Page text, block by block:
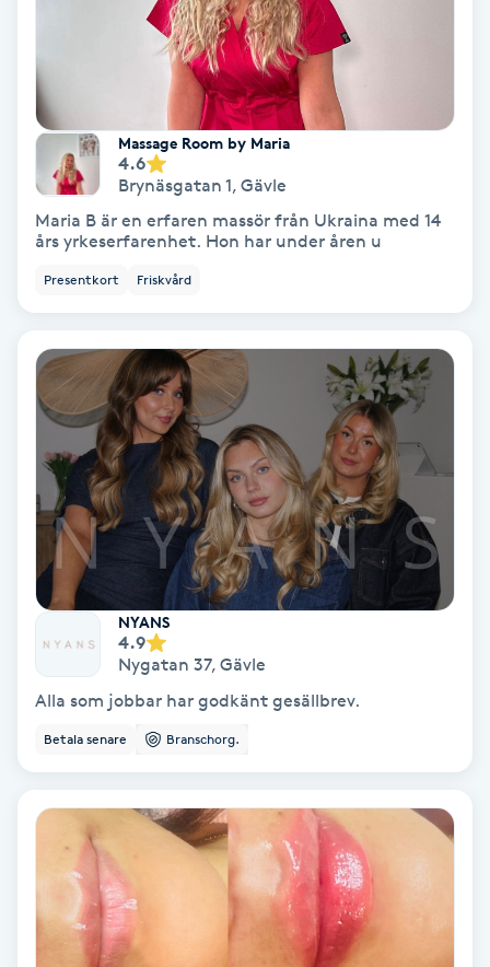
Koppningsmassage
Kosmetisk tatuering
Kostrådgivning
Kroppsinpackning
Kroppspeeling
Kärlbehandling
Laserbehandling
Lashlift Keratin
LED-ljusterapi
Liktornar
LPG-massage
Luggklippning
Massage Room by Maria
4.6
Brynäsgatan 1, Gävle
Maria B är en erfaren massör från Ukraina med 14
års yrkeserfarenhet. Hon har under åren u
Presentkort Friskvård
NYANS
4.9
Nygatan 37, Gävle
Alla som jobbar har godkänt gesällbrev.
Betala senare Branschorg.